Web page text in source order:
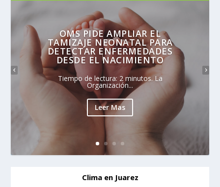
OMS PIDE AMPLIAR EL
TAMIZAJE NEONATAL PARA
DETECTAR ENFERMEDADES
DESDE EL NACIMIENTO
Tiempo de lectura: 2 minutos. La
Organización...
Leer Mas
Clima en Juarez